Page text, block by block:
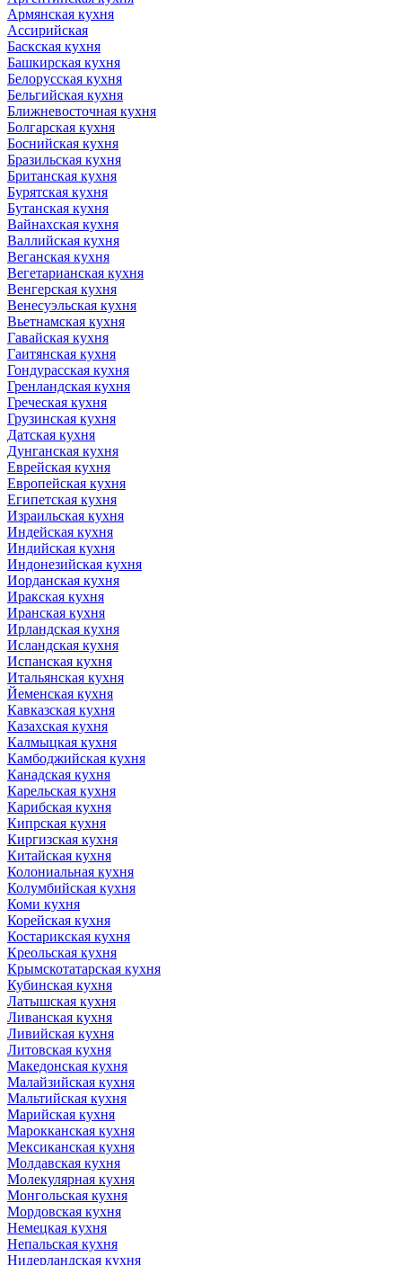
Армянская кухня
Ассирийская
Баскская кухня
Башкирская кухня
Белорусская кухня
Бельгийская кухня
Ближневосточная кухня
Болгарская кухня
Боснийская кухня
Бразильская кухня
Британская кухня
Бурятская кухня
Бутанская кухня
Вайнахская кухня
Валлийская кухня
Веганская кухня
Вегетарианская кухня
Венгерская кухня
Венесуэльская кухня
Вьетнамская кухня
Гавайская кухня
Гаитянская кухня
Гондурасская кухня
Гренландская кухня
Греческая кухня
Грузинская кухня
Датская кухня
Дунганская кухня
Еврейская кухня
Европейская кухня
Египетская кухня
Израильская кухня
Индейская кухня
Индийская кухня
Индонезийская кухня
Иорданская кухня
Иракская кухня
Иранская кухня
Ирландская кухня
Исландская кухня
Испанская кухня
Итальянская кухня
Йеменская кухня
Кавказская кухня
Казахская кухня
Калмыцкая кухня
Камбоджийская кухня
Канадская кухня
Карельская кухня
Карибская кухня
Кипрская кухня
Киргизская кухня
Китайская кухня
Колониальная кухня
Колумбийская кухня
Коми кухня
Корейская кухня
Костарикская кухня
Креольская кухня
Крымскотатарская кухня
Кубинская кухня
Латышская кухня
Ливанская кухня
Ливийская кухня
Литовская кухня
Македонская кухня
Малайзийская кухня
Мальтийская кухня
Марийская кухня
Марокканская кухня
Мексиканская кухня
Молдавская кухня
Молекулярная кухня
Монгольская кухня
Мордовская кухня
Немецкая кухня
Непальская кухня
Нидерландская кухня